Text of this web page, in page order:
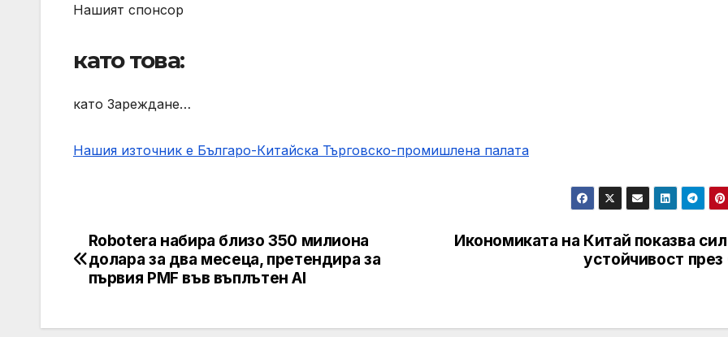
Нашият спонсор
като това:
като Зареждане…
Нашия източник е Българо-Китайска Търговско-промишлена палaта
Post
navigation
Икономиката на Китай показва
устойчивост през
Robotera набира близо 350 милиона
долара за два месеца, претендира за
първия PMF във въплътен AI